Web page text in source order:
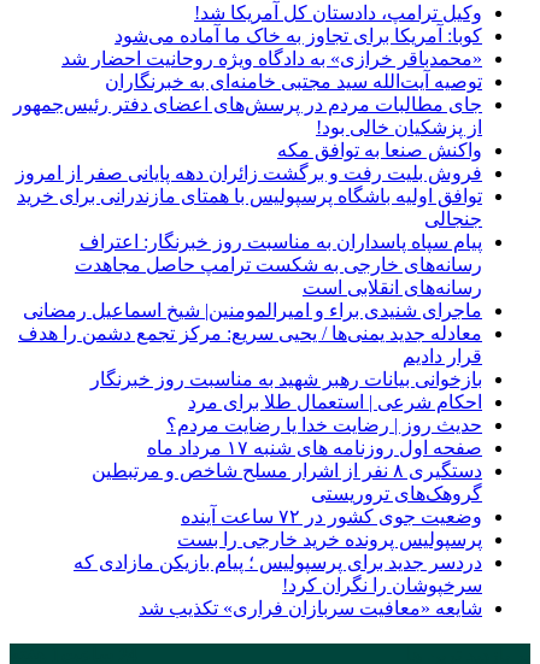
وکیل ترامپ، دادستان کل آمریکا شد!
کوبا: آمریکا برای تجاوز به خاک ما آماده می‌شود
«محمدباقر خرازی» به دادگاه ویژه روحانیت احضار شد
توصیه آیت‌الله سید مجتبی خامنه‌ای به خبرنگاران
جای مطالبات مردم در پرسش‌های اعضای دفتر رئیس‌جمهور
از پزشکیان خالی بود!
واکنش صنعا به توافق مکه
فروش بلیت رفت و برگشت زائران دهه پایانی صفر از امروز
توافق اولیه باشگاه پرسپولیس با همتای مازندرانی برای خرید
جنجالی
پیام سپاه پاسداران به مناسبت روز خبرنگار: اعتراف
رسانه‌های خارجی به شکست ترامپ حاصل مجاهدت
رسانه‌های انقلابی است
ماجرای شنیدی براء و امیرالمومنین| شیخ اسماعیل رمضانی
معادله جدید یمنی‌ها / یحیی سریع: مرکز تجمع دشمن را هدف
قرار دادیم
بازخوانی بیانات رهبر شهید به مناسبت روز خبرنگار
احکام شرعی | استعمال طلا برای مرد
حدیث روز | رضایت خدا یا رضایت مردم؟
صفحه اول روزنامه‌ های شنبه ۱۷ مرداد ماه
دستگیری ۸ نفر از اشرار مسلح شاخص و مرتبطین
گروهک‌های تروریستی
وضعیت جوی کشور در ۷۲ ساعت آینده
پرسپولیس پرونده خرید خارجی را بست
دردسر جدید برای پرسپولیس ؛ پیام بازیکن مازادی که
سرخپوشان را نگران کرد!
شایعه «معافیت سربازان فراری» تکذیب شد